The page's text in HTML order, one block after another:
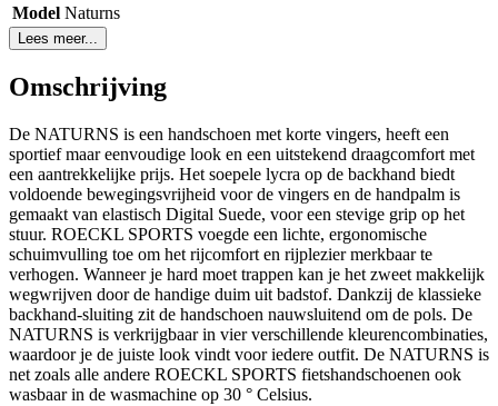
Model Naturns
Lees meer...
Omschrijving
De NATURNS is een handschoen met korte vingers, heeft een
sportief maar eenvoudige look en een uitstekend draagcomfort met
een aantrekkelijke prijs. Het soepele lycra op de backhand biedt
voldoende bewegingsvrijheid voor de vingers en de handpalm is
gemaakt van elastisch Digital Suede, voor een stevige grip op het
stuur. ROECKL SPORTS voegde een lichte, ergonomische
schuimvulling toe om het rijcomfort en rijplezier merkbaar te
verhogen. Wanneer je hard moet trappen kan je het zweet makkelijk
wegwrijven door de handige duim uit badstof. Dankzij de klassieke
backhand-sluiting zit de handschoen nauwsluitend om de pols. De
NATURNS is verkrijgbaar in vier verschillende kleurencombinaties,
waardoor je de juiste look vindt voor iedere outfit. De NATURNS is
net zoals alle andere ROECKL SPORTS fietshandschoenen ook
wasbaar in de wasmachine op 30 ° Celsius.